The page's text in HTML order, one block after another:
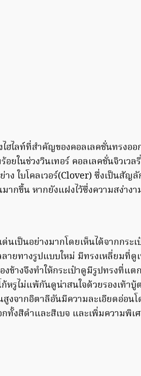
ไฮไลท์ที่สำคัญของคอลเลคชั่นทรงอ
ยในช่วงวินเทอร์ คอลเลคชั่นจิวเว
ง ใบโคลเวอร์(Clover) ซึ่งเป็นสัญ
ากขึ้น หากยังแฝงไว้ซึ่งความสง่างา
นเป็นอย่างมากโดยเห็นได้จากกระ
ายทางรูปแบบใหม่ มีทรงเหลี่ยมที่ดู
ข้างจึงทำให้กระเป๋าดูมีรูปทรงที่แ
หรูไม่แพ้กันดูน่าสนใจด้วยรองเท้า
งจากอิตาลีอันมีความละเอียดอ่อ
ทั้งสีดำและสีเบจ และเพิ่มความพิเ